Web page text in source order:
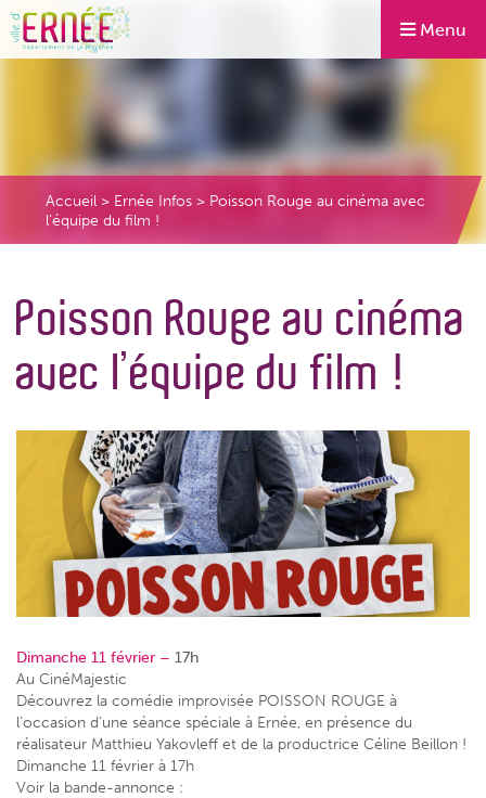
Menu
Accueil > Ernée Infos > Poisson Rouge au cinéma avec
l’équipe du film !
Poisson Rouge au cinéma
avec l’équipe du film !
Dimanche 11 février – 17h
Au CinéMajestic
Découvrez la comédie improvisée POISSON ROUGE à
l’occasion d’une séance spéciale à Ernée, en présence du
réalisateur Matthieu Yakovleff et de la productrice Céline Beillon !
Dimanche 11 février à 17h
Voir la bande-annonce :